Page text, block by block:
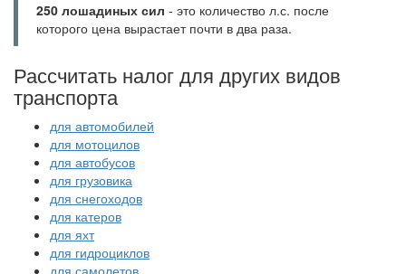
250 лошадиных сил - это количество л.с. после
которого цена вырастает почти в два раза.
Рассчитать налог для других видов
транспорта
для автомобилей
для мотоцилов
для автобусов
для грузовика
для снегоходов
для катеров
для яхт
для гидроциклов
для самолетов